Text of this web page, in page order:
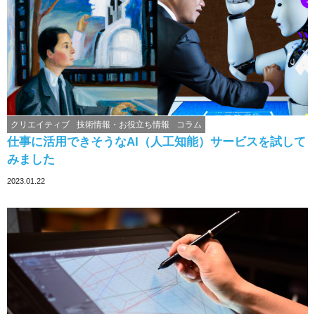
仕事に活用できそうなAI（人工知能）サービスを試して
みました
クリエイティブ 技術情報・お役立ち情報 コラム
2023.01.22